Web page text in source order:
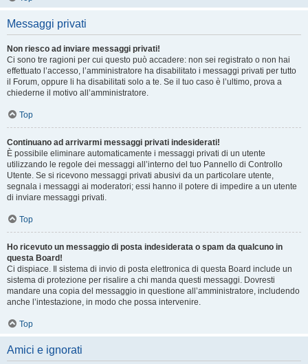
Messaggi privati
Non riesco ad inviare messaggi privati!
Ci sono tre ragioni per cui questo può accadere: non sei registrato o non hai
effettuato l’accesso, l’amministratore ha disabilitato i messaggi privati per tutto
il Forum, oppure li ha disabilitati solo a te. Se il tuo caso è l’ultimo, prova a
chiederne il motivo all’amministratore.
Top
Continuano ad arrivarmi messaggi privati indesiderati!
È possibile eliminare automaticamente i messaggi privati ​​di un utente
utilizzando le regole dei messaggi all’interno del tuo Pannello di Controllo
Utente. Se si ricevono messaggi privati ​​abusivi da un particolare utente,
segnala i messaggi ai moderatori; essi hanno il potere di impedire a un utente
di inviare messaggi privati​​.
Top
Ho ricevuto un messaggio di posta indesiderata o spam da qualcuno in
questa Board!
Ci dispiace. Il sistema di invio di posta elettronica di questa Board include un
sistema di protezione per risalire a chi manda questi messaggi. Dovresti
mandare una copia del messaggio in questione all’amministratore, includendo
anche l’intestazione, in modo che possa intervenire.
Top
Amici e ignorati